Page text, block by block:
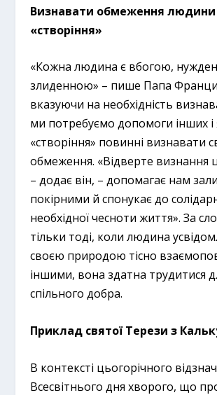
Визнавати обмеження людини
«створіння»
«Кожна людина є вбогою,
злиденною» – пише Папа
вказуючи на необхідність
ми потребуємо допомоги інших і
«створіння» повинні визнавати
обмеження. «Відверте визнання
– додає він, – допомагає нам
покірними й спонукає до
необхідної чесноти життя». За
тільки тоді, коли людина
своєю природою тісно
іншими, вона здатна трудитися
спільного добра.
Приклад святої Терези з
В контексті цьогорічного
Всесвітнього дня хворого, що